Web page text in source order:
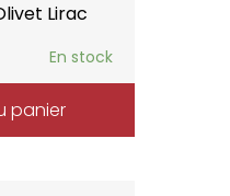
Lirac
En stock
panier